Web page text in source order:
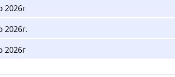
2026г
2026г.
2026г